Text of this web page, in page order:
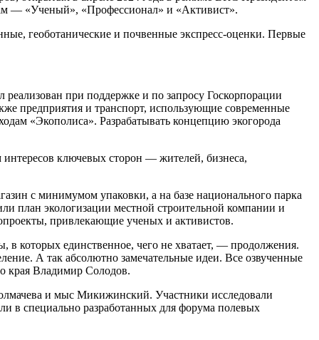
— «Ученый», «Профессионал» и «Активист».
геоботанические и почвенные экспресс-оценки. Первые
реализован при поддержке и по запросу Госкорпорации
предприятия и транспорт, использующие современные
«Экополиса». Разрабатывать концепцию экогорода
ключевых сторон — жителей, бизнеса,
с минимумом упаковки, а на базе национального парка
план экологизации местной строительной компании и
привлекающие ученых и активистов.
которых единственное, чего не хватает, — продолжения.
А так абсолютно замечательные идеи. Все озвученные
края Владимир Солодов.
и мыс Микижинский. Участники исследовали
в специально разработанных для форума полевых